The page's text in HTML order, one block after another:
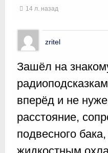
14 л. назад
zritel
Зашёл на
вперёд и не
расстояние,
подвесного